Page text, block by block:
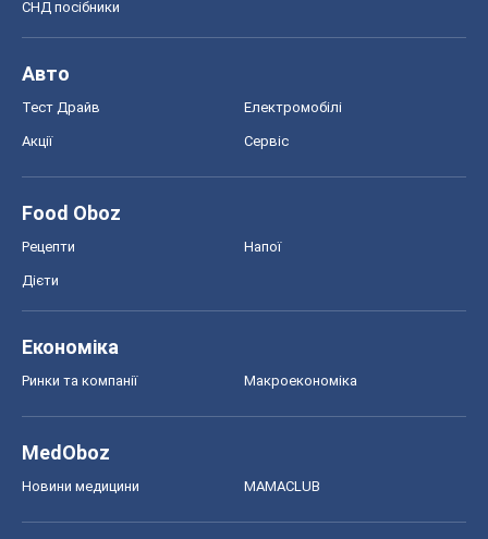
СНД посібники
Авто
Тест Драйв Електромобілі
Акції Сервіс
Food Oboz
Рецепти Напої
Дієти
Економіка
Ринки та компанії Макроекономіка
MedOboz
Новини медицини MAMACLUB